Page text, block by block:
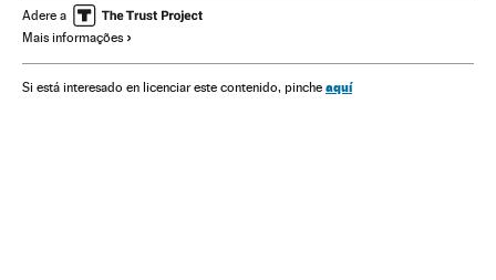
América América Latina
HRW
Adere a
Mais informações
Si está interesado en licenciar este contenido, pinche aquí